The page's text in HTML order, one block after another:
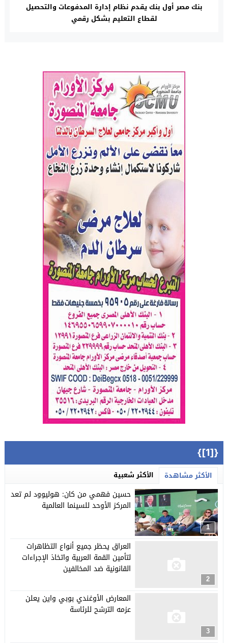
بنك مصر أول بنك يقدم نظام إدارة المدفوعات والتحصيل
لقطاع التعليم بشكل رقمي
{[1]}
الأكثر مشاهدة الأكثر شعبية
1
حسين فهمي من كان: هوليوود لم تعد
المركز الأوحد للسينما العالمية
2
العراق يحظر جميع أنواع التظاهرات
لتأمين القمة العربية واتخاذ الإجراءات
القانونية ضد المخالفين
3
المعارض الأوغندي بوبي واين يعلن
عزمه الترشح للرئاسة